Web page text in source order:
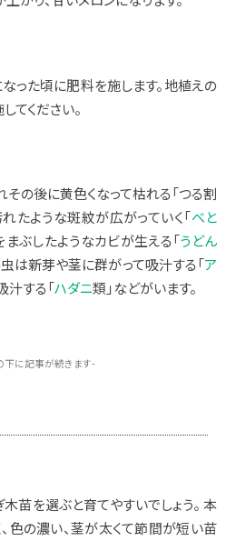
った頃に肥料を施します。地植えの
てください。
の後に黄色くなって枯れる「つる割
たような斑紋が広がっていく「べと
ぶしたようなカビが生える「うどん
虫は新芽や茎に群がって吸汁する「ア
汁する「ハダニ類」などがいます。
下に記事が続きます-
苗を選ぶと育てやすいでしょう。 本
色の濃い、茎が太くて節間が短い苗